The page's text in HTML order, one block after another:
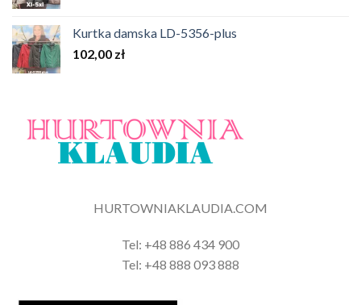
Kurtka damska LD-5356-plus
102,00 zł
HURTOWNIAKLAUDIA.COM
Tel: +48 886 434 900
Tel: +48 888 093 888